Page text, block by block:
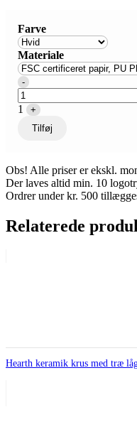
Farve
Materiale
Quantity
-
1
+
Tilføj
Obs! Alle priser er ekskl.
Der laves altid min. 10
Ordrer under kr. 500
Relaterede
Hearth keramik krus med træ